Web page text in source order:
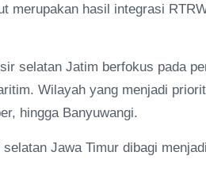
merupakan hasil integrasi
selatan Jatim berfokus pada
Wilayah yang menjadi
hingga Banyuwangi.
Jawa Timur dibagi